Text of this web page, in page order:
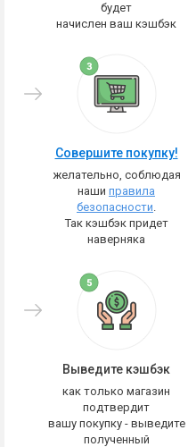
будет
начислен ваш кэшбэк
Совершите покупку!
желательно, соблюдая
наши правила
безопасности.
Так кэшбэк придет
наверняка
Выведите кэшбэк
как только магазин
подтвердит
вашу покупку - выведите
полученный